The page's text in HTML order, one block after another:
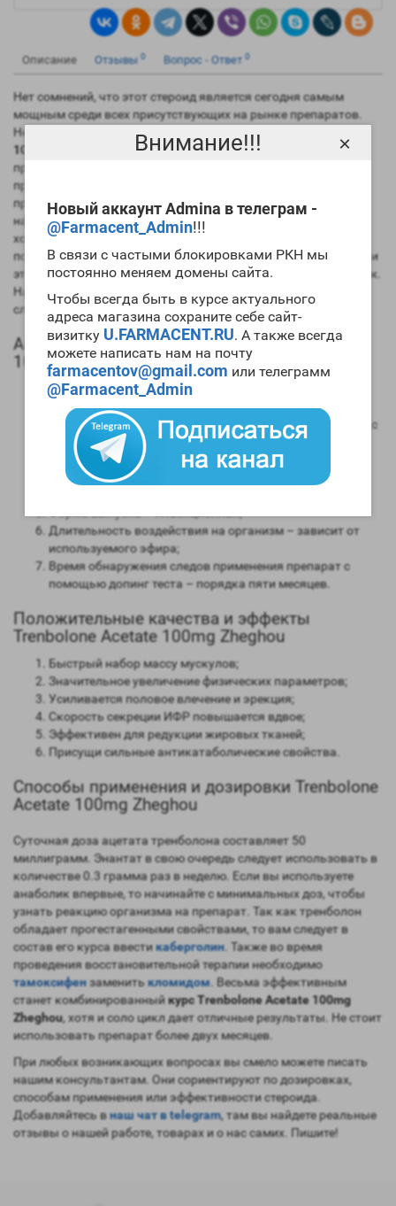
Внимание!!!
Новый аккаунт Admina в телеграм -
@Farmacent_Admin!!!
В связи с частыми блокировками РКН мы
постоянно меняем домены сайта.
Чтобы всегда быть в курсе актуального
адреса магазина сохраните себе сайт-
визитку U.FARMACENT.RU. А также всегда
можете написать нам на почту
farmacentov@gmail.com или телеграмм
@Farmacent_Admin
×
Описание Отзывы 0 Вопрос - Ответ 0
Нет сомнений, что этот стероид является сегодня самым
мощным среди всех присутствующих на рынке препаратов.
Некоторые билдеры считают, что
цена Trenbolone Acetate
100mg Zheghou
завышена, но после первого же правильно
проведенного цикла препарата мнение меняется на
противоположное. Сегодня спортивная фармакологическая
промышленность выпускает три эфира этого препарат, а
наиболее популярными являются ацетат и энантат. Если вы
хотите набирать большое количество
попробуйтекупить Trenbolone Acetate 100mg Zheghou
. Но при
этом вы должны уже иметь значительный «химический» стаж.
Начинающим билдерам этот препарат использовать не
следует.
Анаболический профиль Trenbolone Acetate
100mg Zheghou
Анаболическая активность – 400 процентов в
сравнении мужским гормоном;
Андрогенная активность – 200 процентов в сравнении с
мужским гормоном;
Способность конвертироваться в женские гормоны
(ароматизация) – нет;
Длительность воздействия на организм – зависит от
используемого эфира;
Время обнаружения следов применения препарат с
помощью допинг теста – порядка пяти месяцев.
Положительные качества и эффекты
Trenbolone Acetate 100mg Zheghou
Быстрый набор массу мускулов;
Значительное увеличение физических параметров;
Усиливается половое влечение и эрекция;
Скорость секреции ИФР повышается вдвое;
Эффективен для редукции жировых тканей;
Присущи сильные антикатаболические свойства.
Способы применения и дозировки Trenbolone
Acetate 100mg Zheghou
Суточная доза ацетата тренболона составляет 50
миллиграмм. Энантат в свою очередь следует использовать в
количестве 0.3 грамма раз в неделю. Если вы используете
анаболик впервые, то начинайте с минимальных доз, чтобы
узнать реакцию организма на препарат. Так как тренболон
обладает прогестагенными свойствами, то вам следует в
состав его курса ввестикаберголин. Также во время
проведения восстановительной терапии необходимо
тамоксифензаменитькломидом . Весьма эффективным
станет комбинированныйкурс Trenbolone Acetate 100mg
Zheghou, хотя и соло цикл дает отличные результаты. Не стоит
использовать препарат более двух месяцев.
При любых возникающих вопросах вы смело можете писать
нашим консультантам. Они сориентируют по дозировках,
способам применения или эффективности стероида.
Добавляйтесь внаш чат в telegram, там вы найдете реальные
отзывы о нашей работе, товарах и о нас самих. Пишите!